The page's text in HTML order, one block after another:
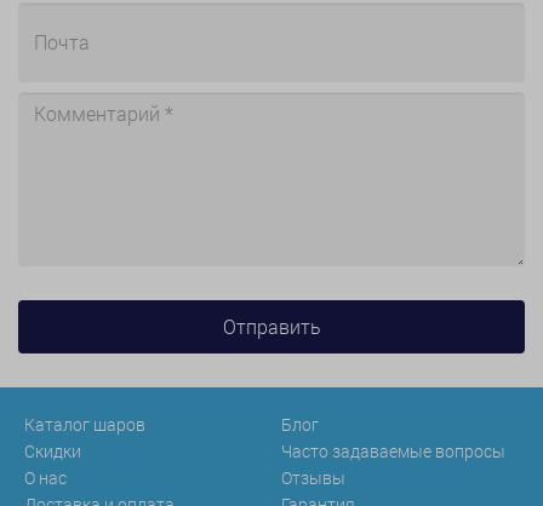
Каталог шаров
Скидки
О нас
Блог
Часто задаваемые вопросы
Отзывы